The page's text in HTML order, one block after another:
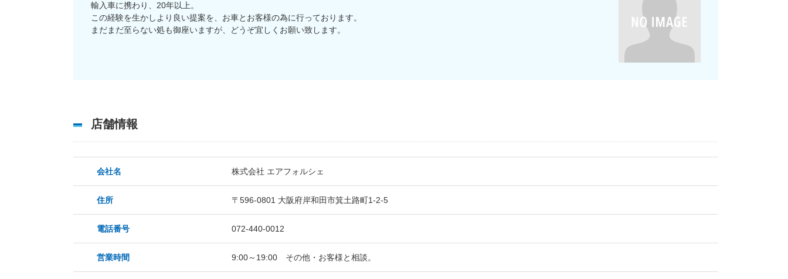
輸入車に携わり、20年以上。
この経験を生かしより良い提案を、お車とお客様の為に行っております。
まだまだ至らない処も御座いますが、どうぞ宜しくお願い致します。
店舗情報
会社名 株式会社 エアフォルシェ
住所 〒596-0801 大阪府岸和田市箕土路町1-2-5
電話番号 072-440-0012
営業時間 9:00～19:00 その他・お客様と相談。